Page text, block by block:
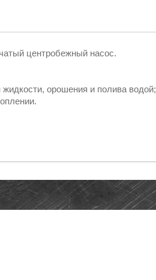
центробежный насос.
орошения и полива водой;